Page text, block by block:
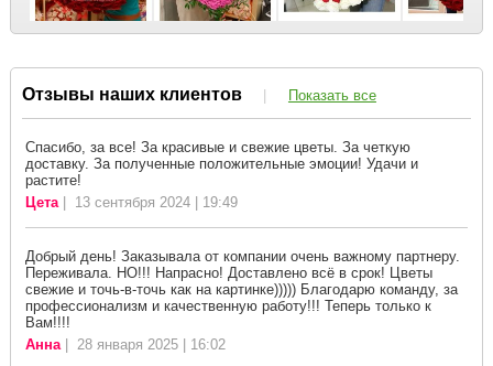
Отзывы наших клиентов | Показать все
Спасибо, за все! За красивые и свежие цветы. За четкую
доставку. За полученные положительные эмоции! Удачи и
растите!
Цета| 13 сентября 2024 | 19:49
Добрый день! Заказывала от компании очень важному партнеру.
Переживала. НО!!! Напрасно! Доставлено всё в срок! Цветы
свежие и точь-в-точь как на картинке))))) Благодарю команду, за
профессионализм и качественную работу!!! Теперь только к
Вам!!!!
Анна| 28 января 2025 | 16:02